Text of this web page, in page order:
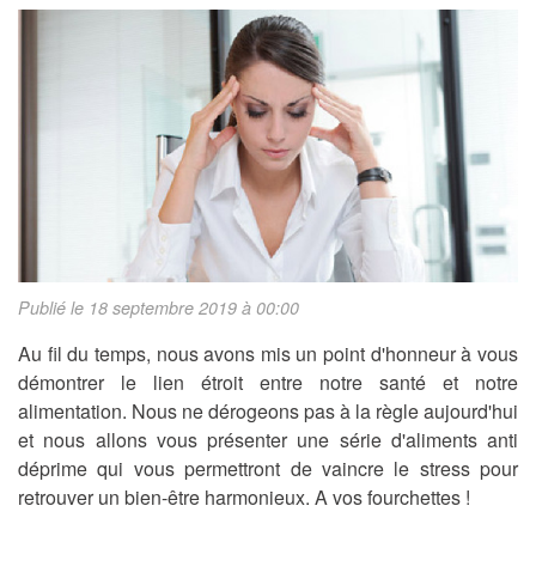
Publié le 18 septembre 2019 à 00:00
Au fil du temps, nous avons mis un point d'honneur à vous
démontrer le lien étroit entre notre santé et notre
alimentation. Nous ne dérogeons pas à la règle aujourd'hui
et nous allons vous présenter une série d'aliments anti
déprime qui vous permettront de vaincre le stress pour
retrouver un bien-être harmonieux. A vos fourchettes !